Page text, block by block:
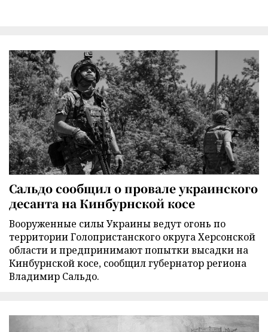
Сальдо сообщил о провале украинского
десанта на Кинбурнской косе
Вооруженные силы Украины ведут огонь по
территории Голопристанского округа Херсонской
области и предпринимают попытки высадки на
Кинбурнской косе, сообщил губернатор региона
Владимир Сальдо.